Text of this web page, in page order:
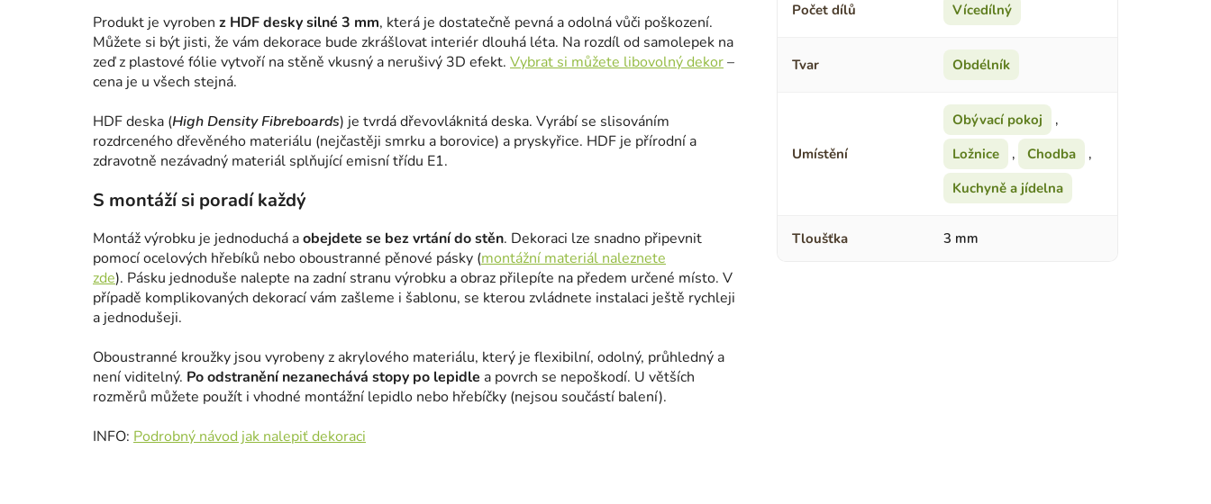
Produkt je vyroben z HDF desky silné 3 mm, která je dostatečně pevná a odolná vůči poškození.
Můžete si být jisti, že vám dekorace bude zkrášlovat interiér dlouhá léta. Na rozdíl od samolepek na
zeď z plastové fólie vytvoří na stěně vkusný a nerušivý 3D efekt. Vybrat si můžete libovolný dekor–
cena je u všech stejná.
HDF deska (High Density Fibreboards) je tvrdá dřevovláknitá deska. Vyrábí se slisováním
rozdrceného dřevěného materiálu (nejčastěji smrku a borovice) a pryskyřice. HDF je přírodní a
zdravotně nezávadný materiál splňující emisní třídu E1.
S montáží si poradí každý
Montáž výrobku je jednoduchá aobejdete se bez vrtání do stěn. Dekoraci lze snadno připevnit
pomocí ocelových hřebíků nebo oboustranné pěnové pásky (montážní materiál naleznete
zde). Pásku jednoduše nalepte na zadní stranu výrobku a obraz přilepíte na předem určené místo. V
případě komplikovaných dekorací vám zašleme i šablonu, se kterou zvládnete instalaci ještě rychleji
a jednodušeji.
Oboustranné kroužky jsou vyrobeny z akrylového materiálu, který je flexibilní, odolný, průhledný a
není viditelný. Po odstranění nezanechává stopy po lepidle a povrch se nepoškodí. U větších
rozměrů můžete použít i vhodné montážní lepidlo nebo hřebíčky (nejsou součástí balení).
INFO: Podrobný návod jak nalepiť dekoraci
Počet dílů Vícedílný
Tvar Obdélník
Umístění
Obývací pokoj
,
Ložnice
, Chodba
,
Kuchyně a jídelna
Tloušťka 3 mm